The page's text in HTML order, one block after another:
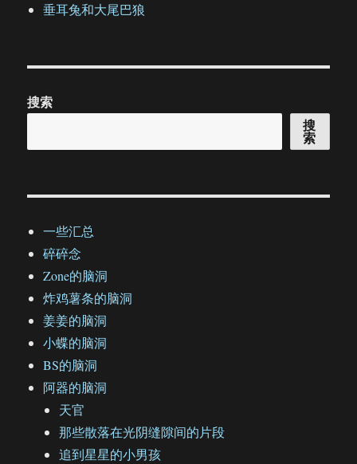
垂耳兔和大尾巴狼
搜索
搜
索
一些汇总
碎碎念
Zone的脑洞
炸鸡薯条的脑洞
姜姜的脑洞
小蝶的脑洞
BS的脑洞
阿器的脑洞
天官
那些散落在光阴缝隙间的片段
追到星星的小男孩